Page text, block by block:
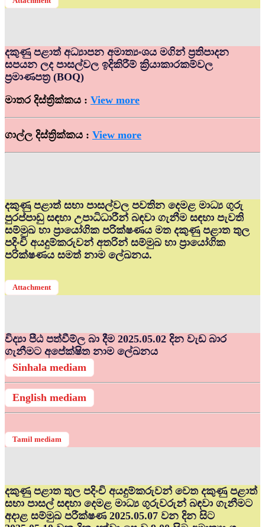
දකුණු පළාත් අධ්‍යාපන අමාත්‍යංශය මගින් ප්‍රතිපාදන
සපයන ලද පාසල්වල ඉදිකිරීම් ක්‍රියාකාරකම්වල
ප්‍රමාණපත්‍ර (BOQ)
මාතර දිස්ත්‍රික්කය : View more
ගාල්ල දිස්ත්‍රික්කය : View more
දකුණු පළාත් සභා පාසල්වල පවතින දෙමළ මාධ්‍ය ගුරු
පුරප්පාඩු සඳහා උපාධිධාරීන් බඳවා ගැනීම සඳහා පැවති
සම්මුඛ හා ප්‍රායෝගික පරික්ෂණය මත දකුණු පළාත තුල
පදිංචි අයදුම්කරුවන් අතරින් සම්මුඛ හා ප්‍රායෝගික
පරික්ෂණය සමත් නාම ලේඛනය.
Attachment
විද්‍යා පීඨ පත්වීම්ල බා දීම 2025.05.02 දින වැඩ බාර
ගැනීමට අපේක්ෂිත නාම ලේඛනය
Sinhala mediam
English mediam
Tamil mediam
දකුණු පළාත තුල පදිංචි අයදුම්කරුවන් වෙත දකුණු පළාත්
සභා පාසල් සඳහා දෙමළ මාධ්‍ය ගුරුවරුන් බඳවා ගැනීමට
අදාළ සම්මුඛ පරීක්ෂණ 2025.05.07 වන දින සිට